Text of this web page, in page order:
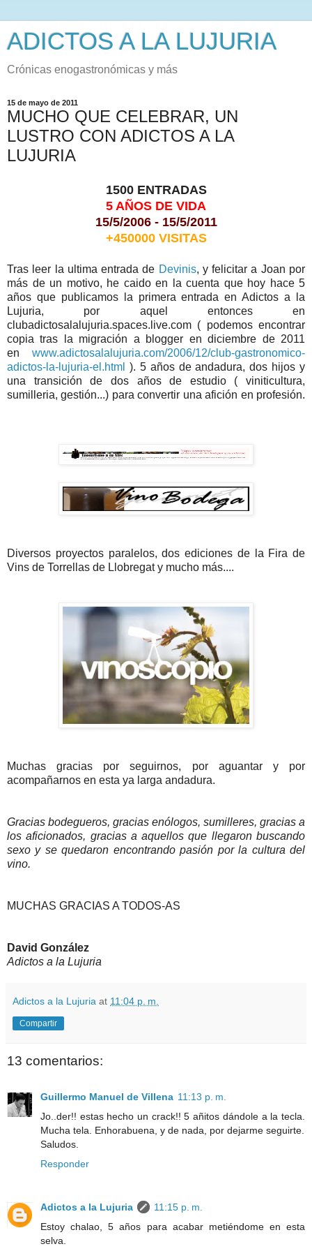
ADICTOS A LA LUJURIA
Crónicas enogastronómicas y más
15 de mayo de 2011
MUCHO QUE CELEBRAR, UN
LUSTRO CON ADICTOS A LA
LUJURIA
1500 ENTRADAS
5 AÑOS DE VIDA
15/5/2006 - 15/5/2011
+450000 VISITAS
Tras leer la ultima entrada de Devinis, y felicitar a Joan por
más de un motivo, he caido en la cuenta que hoy hace 5
años que publicamos la primera entrada en Adictos a la
Lujuria, por aquel entonces en
clubadictosalalujuria.spaces.live.com ( podemos encontrar
copia tras la migración a blogger en diciembre de 2011
en www.adictosalalujuria.com/2006/12/club-gastronomico-
adictos-la-lujuria-el.html ). 5 años de andadura, dos hijos y
una transición de dos años de estudio ( viniticultura,
sumilleria, gestión...) para convertir una afición en profesión.
Diversos proyectos paralelos, dos ediciones de la Fira de
Vins de Torrellas de Llobregat y mucho más....
Muchas gracias por seguirnos, por aguantar y por
acompañarnos en esta ya larga andadura.
Gracias bodegueros, gracias enólogos, sumilleres, gracias a
los aficionados, gracias a aquellos que llegaron buscando
sexo y se quedaron encontrando pasión por la cultura del
vino.
MUCHAS GRACIAS A TODOS-AS
David González
Adictos a la Lujuria
Adictos a la Lujuria at 11:04 p. m.
Compartir
13 comentarios:
Guillermo Manuel de Villena 11:13 p. m.
Jo..der!! estas hecho un crack!! 5 añitos dándole a la tecla.
Mucha tela. Enhorabuena, y de nada, por dejarme seguirte.
Saludos.
Responder
Adictos a la Lujuria
11:15 p. m.
Estoy chalao, 5 años para acabar metiéndome en esta
selva.